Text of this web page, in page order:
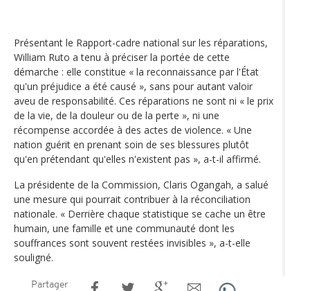
Présentant le Rapport-cadre national sur les réparations,
William Ruto a tenu à préciser la portée de cette
démarche : elle constitue « la reconnaissance par l'État
qu'un préjudice a été causé », sans pour autant valoir
aveu de responsabilité. Ces réparations ne sont ni « le prix
de la vie, de la douleur ou de la perte », ni une
récompense accordée à des actes de violence. « Une
nation guérit en prenant soin de ses blessures plutôt
qu'en prétendant qu'elles n'existent pas », a-t-il affirmé.
La présidente de la Commission, Claris Ogangah, a salué
une mesure qui pourrait contribuer à la réconciliation
nationale. « Derrière chaque statistique se cache un être
humain, une famille et une communauté dont les
souffrances sont souvent restées invisibles », a-t-elle
souligné.
Partager